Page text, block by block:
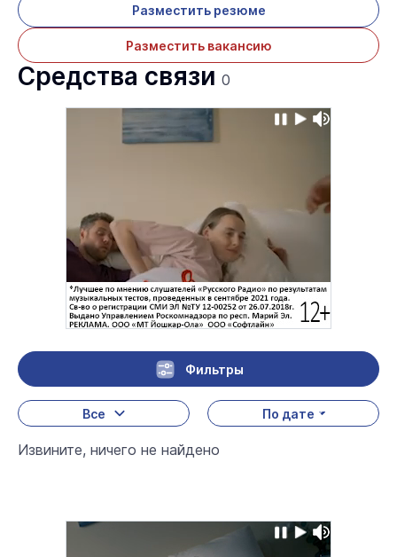
Разместить резюме
Разместить вакансию
Средства связи 0
Фильтры
Все По дате
Извините, ничего не найдено